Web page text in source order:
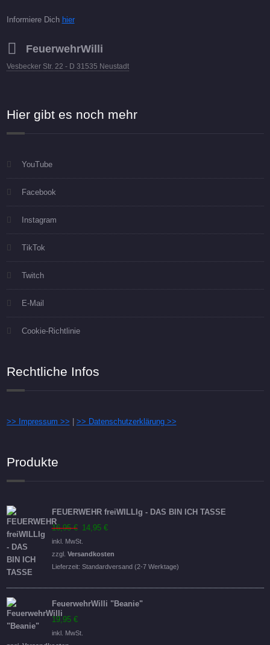
Informiere Dich hier
FeuerwehrWilli
Vesbecker Str. 22 - D 31535 Neustadt
Hier gibt es noch mehr
YouTube
Facebook
Instagram
TikTok
Twitch
E-Mail
Cookie-Richtlinie
Rechtliche Infos
>> Impressum >> >> Datenschutzerklärung >>
Produkte
FEUERWEHR freiWILLIg - DAS BIN ICH TASSE
16,95€ Ursprünglicher
Preis
war:
16,95 €
14,95 €
ist:
14,95 €.
inkl. MwSt.
zzgl. Versandkosten
Lieferzeit: Standardversand (2-7 Werktage)
FeuerwehrWilli "Beanie"
19,95 €
inkl. MwSt.